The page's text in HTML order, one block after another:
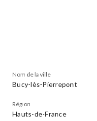
Nom de la ville
Bucy-lès-Pierrepont
Région
Hauts-de-France